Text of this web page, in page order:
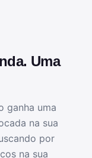
Uma
ganha uma
na sua
por
na sua